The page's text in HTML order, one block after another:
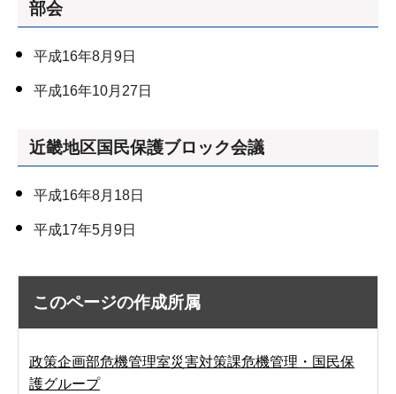
部会
平成16年8月9日
平成16年10月27日
近畿地区国民保護ブロック会議
平成16年8月18日
平成17年5月9日
このページの作成所属
政策企画部危機管理室災害対策課危機管理・国民保
護グループ